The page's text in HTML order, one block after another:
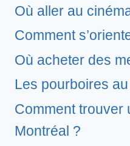
Où aller au
Comment
Où acheter des
Les pourboires
Comment trouver
Montréal ?